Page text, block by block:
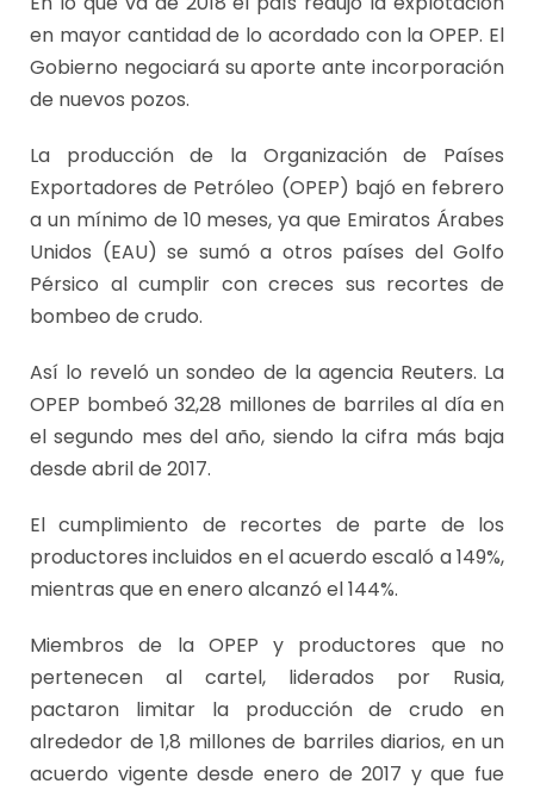
en mayor cantidad de lo acordado con la OPEP. El
Gobierno negociará su aporte ante incorporación
de nuevos pozos.
La producción de la Organización de Países
Exportadores de Petróleo (OPEP) bajó en febrero
a un mínimo de 10 meses, ya que Emiratos Árabes
Unidos (EAU) se sumó a otros países del Golfo
Pérsico al cumplir con creces sus recortes de
bombeo de crudo.
Así lo reveló un sondeo de la agencia Reuters. La
OPEP bombeó 32,28 millones de barriles al día en
el segundo mes del año, siendo la cifra más baja
desde abril de 2017.
El cumplimiento de recortes de parte de los
productores incluidos en el acuerdo escaló a 149%,
mientras que en enero alcanzó el 144%.
Miembros de la OPEP y productores que no
pertenecen al cartel, liderados por Rusia,
pactaron limitar la producción de crudo en
alrededor de 1,8 millones de barriles diarios, en un
acuerdo vigente desde enero de 2017 y que fue